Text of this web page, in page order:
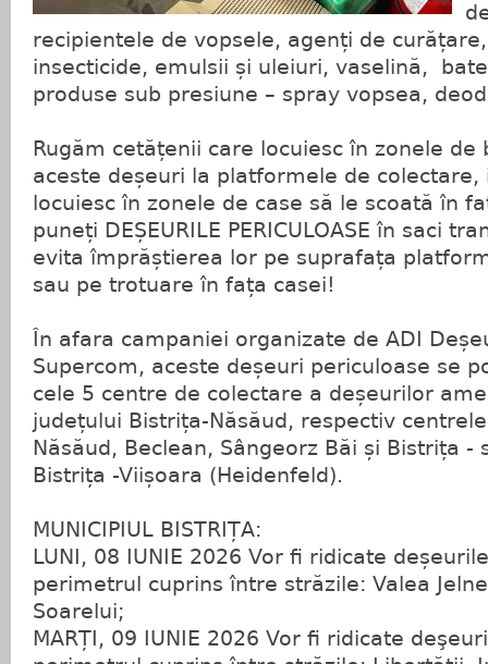
recipientele de vopsele, agenți de
insecticide, emulsii și uleiuri, vaselină,
produse sub presiune – spray vopsea,
Rugăm cetățenii care locuiesc în zonele de
aceste deșeuri la platformele de
locuiesc în zonele de case să le scoată în
puneți DEȘEURILE PERICULOASE în saci
evita împrăștierea lor pe suprafața
sau pe trotuare în fața casei!
În afara campaniei organizate de ADI
Supercom, aceste deșeuri periculoase se
cele 5 centre de colectare a deșeurilor
județului Bistrița-Năsăud, respectiv
Năsăud, Beclean, Sângeorz Băi și Bistrița -
Bistrița -Viișoara (Heidenfeld).
MUNICIPIUL BISTRIȚA:
LUNI, 08 IUNIE 2026 Vor fi ridicate
perimetrul cuprins între străzile: Valea
Soarelui;
MARȚI, 09 IUNIE 2026 Vor fi ridicate